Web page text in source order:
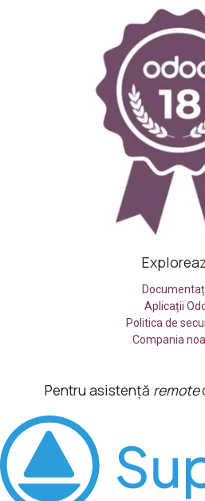
Aplicații
Politica de
Compania
Pentru asistență remote